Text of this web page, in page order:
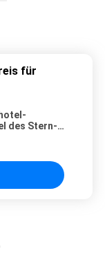
für
des Stern-